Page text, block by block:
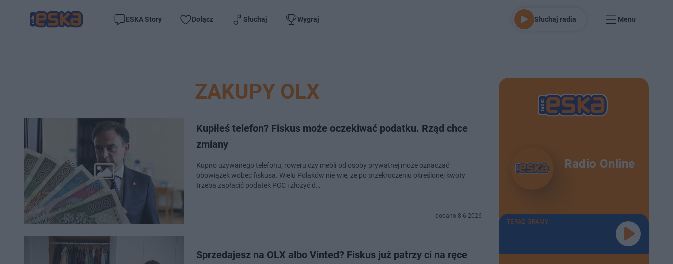
ESKA Story Dołącz Słuchaj Wygraj Słuchaj radia Menu
ZAKUPY OLX
Kupiłeś telefon? Fiskus może oczekiwać podatku. Rząd chce
zmiany
Kupno używanego telefonu, roweru czy mebli od osoby prywatnej może oznaczać
obowiązek wobec fiskusa. Wielu Polaków nie wie, że po przekroczeniu określonej kwoty
trzeba zapłacić podatek PCC i złożyć d…
dodano 8-6-2026
Sprzedajesz na OLX albo Vinted? Fiskus już patrzy ci na ręce
Radio Online
TERAZ GRAMY